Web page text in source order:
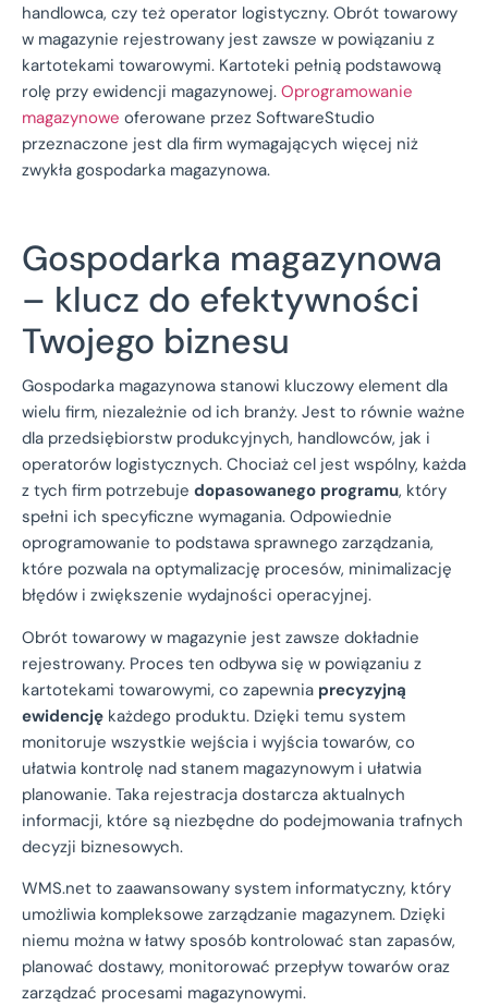
handlowca, czy też operator logistyczny. Obrót towarowy
w magazynie rejestrowany jest zawsze w powiązaniu z
kartotekami towarowymi. Kartoteki pełnią podstawową
rolę przy ewidencji magazynowej. Oprogramowanie
magazynowe oferowane przez SoftwareStudio
przeznaczone jest dla firm wymagających więcej niż
zwykła gospodarka magazynowa.
Gospodarka magazynowa
– klucz do efektywności
Twojego biznesu
Gospodarka magazynowa stanowi kluczowy element dla
wielu firm, niezależnie od ich branży. Jest to równie ważne
dla przedsiębiorstw produkcyjnych, handlowców, jak i
operatorów logistycznych. Chociaż cel jest wspólny, każda
z tych firm potrzebuje dopasowanego programu, który
spełni ich specyficzne wymagania. Odpowiednie
oprogramowanie to podstawa sprawnego zarządzania,
które pozwala na optymalizację procesów, minimalizację
błędów i zwiększenie wydajności operacyjnej.
Obrót towarowy w magazynie jest zawsze dokładnie
rejestrowany. Proces ten odbywa się w powiązaniu z
kartotekami towarowymi, co zapewnia precyzyjną
ewidencję każdego produktu. Dzięki temu system
monitoruje wszystkie wejścia i wyjścia towarów, co
ułatwia kontrolę nad stanem magazynowym i ułatwia
planowanie. Taka rejestracja dostarcza aktualnych
informacji, które są niezbędne do podejmowania trafnych
decyzji biznesowych.
WMS.net to zaawansowany system informatyczny, który
umożliwia kompleksowe zarządzanie magazynem. Dzięki
niemu można w łatwy sposób kontrolować stan zapasów,
planować dostawy, monitorować przepływ towarów oraz
zarządzać procesami magazynowymi.